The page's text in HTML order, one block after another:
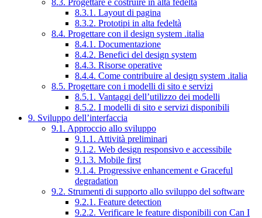
8.3. Progettare e costruire in alta fedeltà
8.3.1. Layout di pagina
8.3.2. Prototipi in alta fedeltà
8.4. Progettare con il design system .italia
8.4.1. Documentazione
8.4.2. Benefici del design system
8.4.3. Risorse operative
8.4.4. Come contribuire al design system .italia
8.5. Progettare con i modelli di sito e servizi
8.5.1. Vantaggi dell’utilizzo dei modelli
8.5.2. I modelli di sito e servizi disponibili
9. Sviluppo dell’interfaccia
9.1. Approccio allo sviluppo
9.1.1. Attività preliminari
9.1.2. Web design responsivo e accessibile
9.1.3. Mobile first
9.1.4. Progressive enhancement e Graceful
degradation
9.2. Strumenti di supporto allo sviluppo del software
9.2.1. Feature detection
9.2.2. Verificare le feature disponibili con Can I